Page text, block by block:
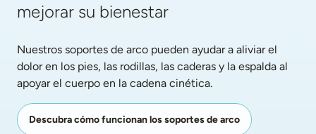
mejorar su bienestar
Nuestros soportes de arco pueden ayudar a aliviar el
dolor en los pies, las rodillas, las caderas y la espalda al
apoyar el cuerpo en la cadena cinética.
Descubra cómo funcionan los soportes de arco